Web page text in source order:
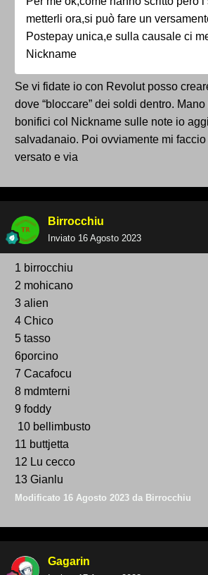
metterli ora,si può fare un
Postepay unica,e sulla causale ci
Nickname
Se vi fidate io con Revolut posso
dove “bloccare” dei soldi dentro.
bonifici col Nickname sulle note io
salvadanaio. Poi ovviamente mi
versato e via
Birrocchiu
Inviato 16 Agosto 2023
1 birrocchiu
2 mohicano
3 alien
4 Chico
5 tasso
6porcino
7 Cacafocu
8 mdmterni
9 foddy
10 bellimbusto
11 buttjetta
12 Lu cecco
13 Gianlu
Modificato 16 Agosto 2023 da Birrocchiu
Gagarin